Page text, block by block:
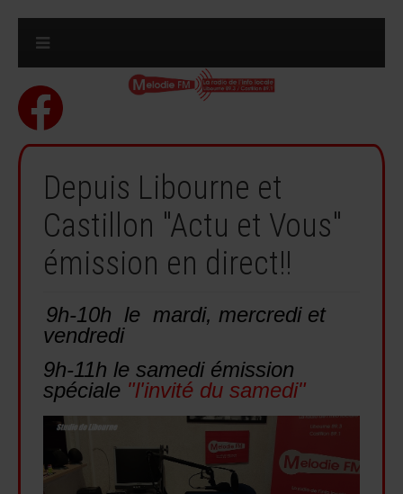
Depuis Libourne et
Castillon "Actu et Vous"
émission en direct!!
9h-10h le mardi, mercredi et
vendredi
9h-11h le samedi émission
spéciale "l'invité du samedi"